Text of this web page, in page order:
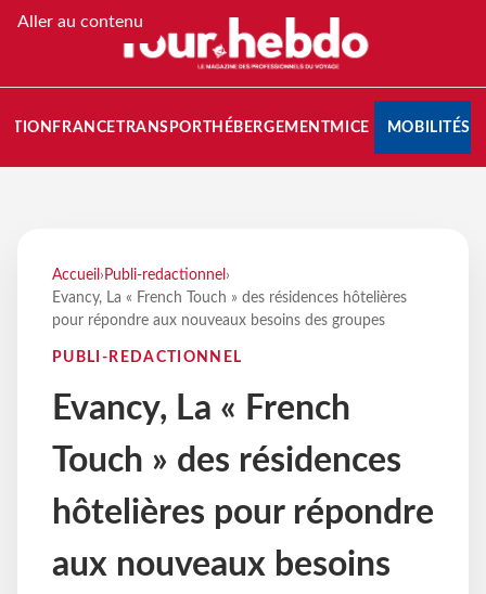
Aller au contenu
FRANCETRANSPORT HÉBERGEMENTMICE MOBILITÉS
Accueil › Publi-redactionnel ›
Evancy, La « French Touch » des résidences hôtelières
pour répondre aux nouveaux besoins des groupes
PUBLI-REDACTIONNEL
Evancy, La « French
Touch » des résidences
hôtelières pour répondre
aux nouveaux besoins